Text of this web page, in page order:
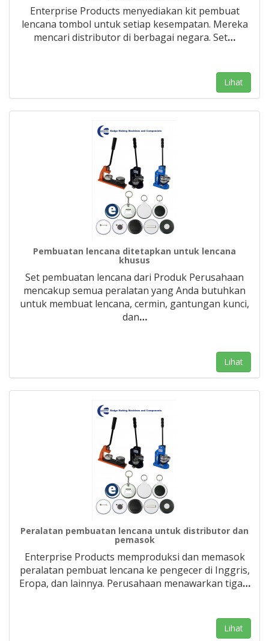
Enterprise Products menyediakan kit pembuat
lencana tombol untuk setiap kesempatan. Mereka
mencari distributor di berbagai negara. Set…
Lihat
Pembuatan lencana ditetapkan untuk lencana
khusus
Set pembuatan lencana dari Produk Perusahaan
mencakup semua peralatan yang Anda butuhkan
untuk membuat lencana, cermin, gantungan kunci,
dan…
Lihat
Peralatan pembuatan lencana untuk distributor dan
pemasok
Enterprise Products memproduksi dan memasok
peralatan pembuat lencana ke pengecer di Inggris,
Eropa, dan lainnya. Perusahaan menawarkan tiga…
Lihat